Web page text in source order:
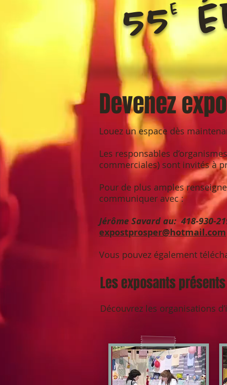
e
55
Devenez
Louez un espace dès
Les responsables
commerciales) sont invités à
Pour de plus amples
communiquer avec :
Jérôme Savard au: 418-930-
expostprosper@hotmail.com
Vous pouvez également
Les exposants présents
Découvrez les organisations